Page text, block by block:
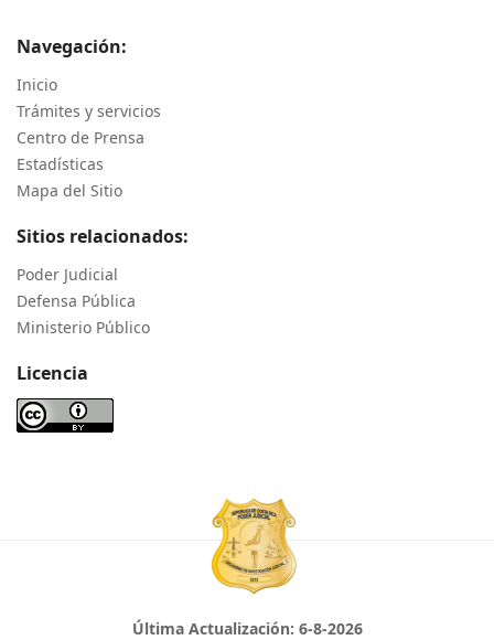
Navegación:
Inicio
Trámites y servicios
Centro de Prensa
Estadísticas
Mapa del Sitio
Sitios relacionados:
Poder Judicial
Defensa Pública
Ministerio Público
Licencia
Última Actualización: 6-8-2026